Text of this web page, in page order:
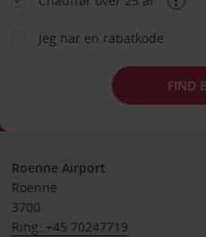
Jeg har en rabatkode
FIND
Roenne Airport
Roenne
3700
Ring: +45 70247719